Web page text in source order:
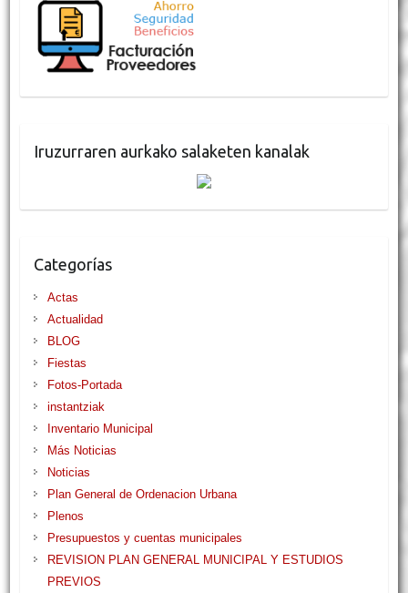
Iruzurraren aurkako salaketen kanalak
Categorías
Actas
Actualidad
BLOG
Fiestas
Fotos-Portada
instantziak
Inventario Municipal
Más Noticias
Noticias
Plan General de Ordenacion Urbana
Plenos
Presupuestos y cuentas municipales
REVISION PLAN GENERAL MUNICIPAL Y ESTUDIOS
PREVIOS